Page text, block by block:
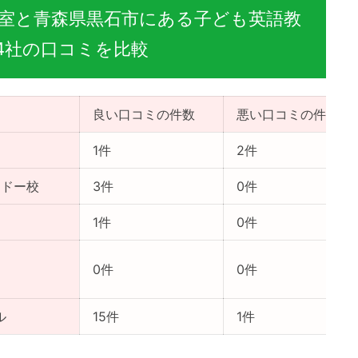
と青森県黒石市にある子ども英語教
の口コミを比較
良い口コミの件数 悪い口コミの件数
1件 2件
ー校 3件 0件
1件 0件
0件 0件
15件 1件